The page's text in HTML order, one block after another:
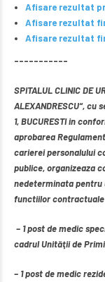
Afisare rezultat
Afisare rezultat
Afisare rezultat
–––––––––––
SPITALUL CLINIC DE
ALEXANDRESCU“,
1, BUCURESTI in
aprobarea
carierei personalului
publice, organizeaza
nedeterminata
functiilor contractuale
– 1 post de medic
cadrul Unităţii de
– 1 post de medic